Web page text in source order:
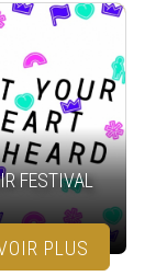
FESTIVAL
PLUS